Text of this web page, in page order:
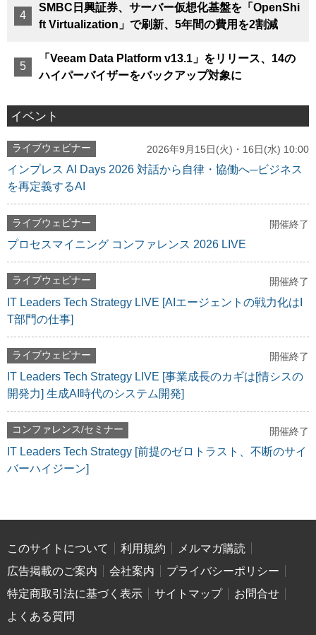
SMBC日興証券、サーバー仮想化基盤を「OpenShi
ft Virtualization」で刷新、5年間の費用を2割減
「Veeam Data Platform v13.1」をリリース、14の
ハイパーバイザーをバックアップ対象に
イベント
ライブウェビナー 2026年9月15日(火)・16日(水) 10:00
インプレス AI Days 2026 対話から自律・協働へ─ビジネス
を再定義するAI
ライブウェビナー 開催終了
プロセスマイニング コンファレンス 2026 LIVE
ライブウェビナー 開催終了
IT Leaders Tech Strategy LIVE [AIエージェントの戦力化はI
T部門の仕事]
ライブウェビナー 開催終了
IT Leaders Tech Strategy LIVE [事業成長のカギは[情シスの
開発力] 生成AI時代のシステム開発]
コンファレンス/セミナー 開催終了
IT Leaders Tech Strategy [前提のゼロトラスト、不断のサイ
バーハイジーン]
このサイトについて 利用規約
メルマガ購読
広告掲載のご案内
会社案内
プライバシーポリシー
特定商取引法に基づく表示
サイトマップ
お問合せ
よくある質問